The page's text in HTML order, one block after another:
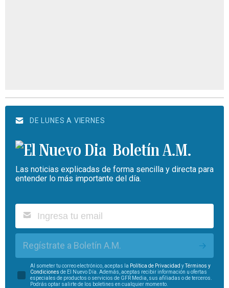
DE LUNES A VIERNES
Boletín A.M.
Las noticias explicadas de forma sencilla y directa para
entender lo más importante del día.
Regístrate a Boletín A.M.
Al someter tu correo electrónico, aceptas la Política de Privacidad yTérminos y
Condiciones de El Nuevo Día. Además, aceptas recibir información u ofertas
especiales de productos o servicios de GFR Media, sus afiliadas o de terceros.
Podrás optar salirte de los boletines en cualquier momento.